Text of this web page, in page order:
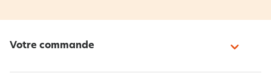
Votre commande